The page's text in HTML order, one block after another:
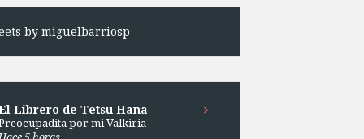
by miguelbarriosp
Librero de Tetsu Hana
por mi Valkiria